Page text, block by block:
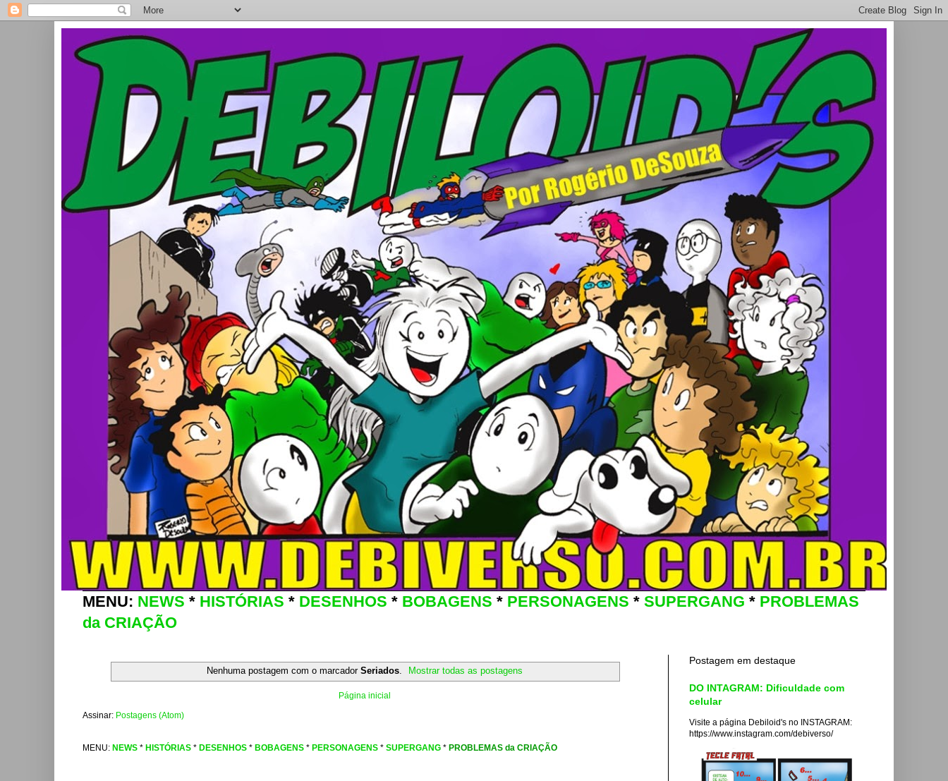
MENU: NEWS * HISTÓRIAS * DESENHOS * BOBAGENS * PERSONAGENS * SUPERGANG * PROBLEMAS
da CRIAÇÃO
Nenhuma postagem com o marcador Seriados. Mostrar todas as postagens
Página inicial
Assinar: Postagens (Atom)
MENU: NEWS * HISTÓRIAS * DESENHOS * BOBAGENS * PERSONAGENS * SUPERGANG * PROBLEMAS da CRIAÇÃO
Postagem em destaque
DO INTAGRAM: Dificuldade com
celular
Visite a página Debiloid's no INSTAGRAM:
https://www.instagram.com/debiverso/